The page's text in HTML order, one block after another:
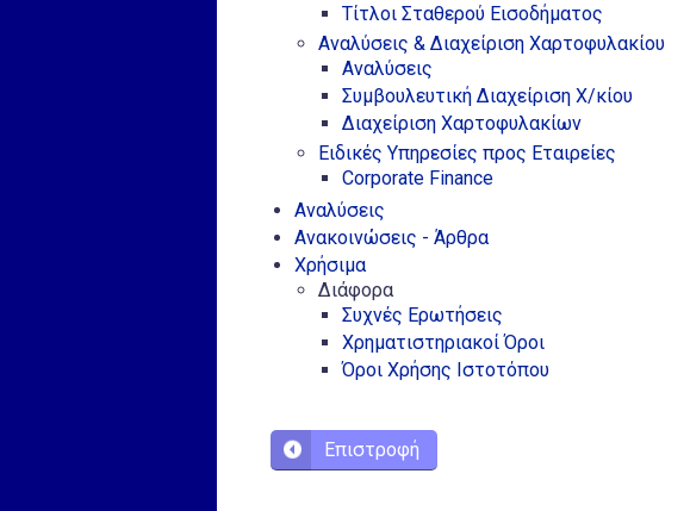
Τίτλοι Σταθερού Εισοδήματος
Αναλύσεις & Διαχείριση Χαρτοφυλακίου
Αναλύσεις
Συμβουλευτική Διαχείριση Χ/κίου
Διαχείριση Χαρτοφυλακίων
Ειδικές Υπηρεσίες προς Εταιρείες
Corporate Finance
Αναλύσεις
Ανακοινώσεις - Άρθρα
Χρήσιμα
Διάφορα
Συχνές Ερωτήσεις
Χρηματιστηριακοί Όροι
Όροι Χρήσης Ιστοτόπου
Επιστροφή